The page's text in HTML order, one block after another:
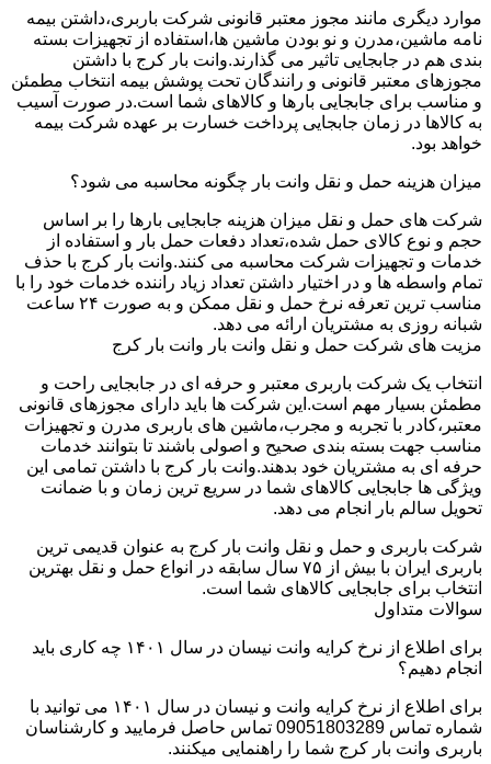
موارد دیگری مانند مجوز معتبر قانونی شرکت باربری،داشتن بیمه
نامه ماشین،مدرن و نو بودن ماشین ها،استفاده از تجهیزات بسته
بندی هم در جابجایی تاثیر می گذارند.وانت بار کرج با داشتن
مجوزهای معتبر قانونی و رانندگان تحت پوشش بیمه انتخاب مطمئن
و مناسب برای جابجایی بارها و کالاهای شما است.در صورت آسیب
به کالاها در زمان جابجایی پرداخت خسارت بر عهده شرکت بیمه
خواهد بود.
میزان هزینه حمل و نقل وانت بار چگونه محاسبه می شود؟
شرکت های حمل و نقل میزان هزینه جابجایی بارها را بر اساس
حجم و نوع کالای حمل شده،تعداد دفعات حمل بار و استفاده از
خدمات و تجهیزات شرکت محاسبه می کنند.وانت بار کرج با حذف
تمام واسطه ها و در اختیار داشتن تعداد زیاد راننده خدمات خود را با
مناسب ترین تعرفه نرخ حمل و نقل ممکن و به صورت ۲۴ ساعت
شبانه روزی به مشتریان ارائه می دهد.
مزیت های شرکت حمل و نقل وانت بار وانت بار کرج
انتخاب یک شرکت باربری معتبر و حرفه ای در جابجایی راحت و
مطمئن بسیار مهم است.این شرکت ها باید دارای مجوزهای قانونی
معتبر،کادر با تجربه و مجرب،ماشین های باربری مدرن و تجهیزات
مناسب جهت بسته بندی صحیح و اصولی باشند تا بتوانند خدمات
حرفه ای به مشتریان خود بدهند.وانت بار کرج با داشتن تمامی این
ویژگی ها جابجایی کالاهای شما در سریع ترین زمان و با ضمانت
تحویل سالم بار انجام می دهد.
شرکت باربری و حمل و نقل وانت بار کرج به عنوان قدیمی ترین
باربری ایران با بیش از ۷۵ سال سابقه در انواع حمل و نقل بهترین
انتخاب برای جابجایی کالاهای شما است.
سوالات متداول
برای اطلاع از نرخ کرایه وانت نیسان در سال ۱۴۰۱ چه کاری باید
انجام دهیم؟
برای اطلاع از نرخ کرایه وانت و نیسان در سال ۱۴۰۱ می توانید با
شماره تماس 09051803289 تماس حاصل فرمایید و کارشناسان
باربری وانت بار کرج شما را راهنمایی میکنند.